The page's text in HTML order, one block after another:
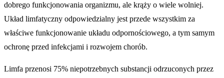
dobrego funkcjonowania organizmu, ale krąży o wiele wolniej.
Układ limfatyczny odpowiedzialny jest przede wszystkim za
właściwe funkcjonowanie układu odpornościowego, a tym samym
ochronę przed infekcjami i rozwojem chorób.
Limfa przenosi 75% niepotrzebnych substancji odrzuconych przez